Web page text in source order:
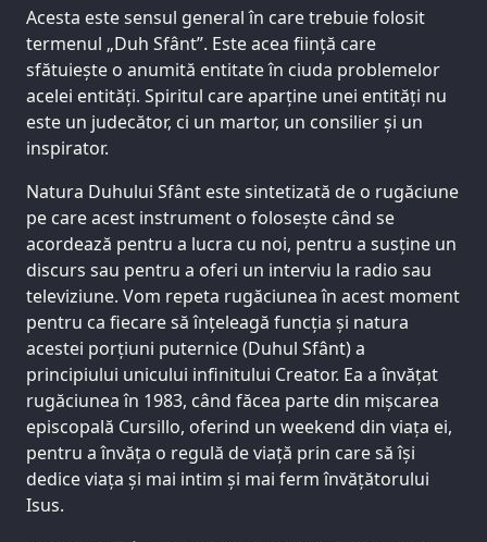
Acesta este sensul general în care trebuie folosit
termenul „Duh Sfânt”. Este acea ființă care
sfătuiește o anumită entitate în ciuda problemelor
acelei entități. Spiritul care aparține unei entități nu
este un judecător, ci un martor, un consilier și un
inspirator.
Natura Duhului Sfânt este sintetizată de o rugăciune
pe care acest instrument o folosește când se
acordează pentru a lucra cu noi, pentru a susține un
discurs sau pentru a oferi un interviu la radio sau
televiziune. Vom repeta rugăciunea în acest moment
pentru ca fiecare să înțeleagă funcția și natura
acestei porțiuni puternice (Duhul Sfânt) a
principiului unicului infinitului Creator. Ea a învățat
rugăciunea în 1983, când făcea parte din mișcarea
episcopală Cursillo, oferind un weekend din viața ei,
pentru a învăța o regulă de viață prin care să își
dedice viața și mai intim și mai ferm învățătorului
Isus.